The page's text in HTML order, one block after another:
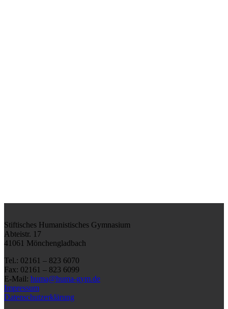
Stiftisches Humanistisches Gymnasium
Abteistr. 17
41061 Mönchengladbach
Tel.: 02161 – 823 6070
Fax: 02161 – 823 6099
E-Mail: huma@huma-gym.de
Impressum
Datenschutzerklärung